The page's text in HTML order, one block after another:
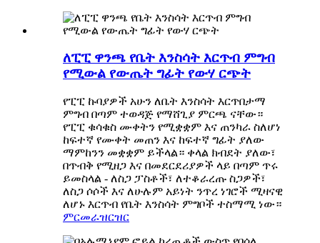
ለፒፒ ዋንጫ የቤት እንስሳት እርጥብ ምግብ
የሚውል የውጤት ግፊት የውሃ ርጭት
የፒፒ ኩባያዎች አሁን ለቤት እንስሳት እርጥበታማ
ምግብ በጣም ተወዳጅ የማሸጊያ ምርጫ ናቸው።
የፒፒ ቁሳቁስ ሙቀትን የሚቋቋም እና ጠንካራ ስለሆነ
ከፍተኛ የሙቀት መጠን እና ከፍተኛ ግፊት ያለው
ማምከንን መቋቋም ይችላል። ቀላል ክብደት ያለው፣
በጥብቅ የሚዘጋ እና በመደርደሪያዎች ላይ በጣም ጥሩ
ይመስላል - ለስጋ ፓስቶች፣ ለተቆራረጡ ስጋዎች፣
ለስጋ ሶሶች እና ለሁሉም አይነት ንጥረ ነገሮች ሚዛናዊ
ለሆኑ እርጥብ የቤት እንስሳት ምግቦች ተስማሚ ነው።
ምርመራዝርዝር